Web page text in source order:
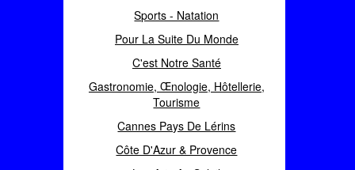
Sports - Natation
Pour La Suite Du Monde
C'est Notre Santé
Gastronomie, Œnologie, Hôtellerie,
Tourisme
Cannes Pays De Lérins
Côte D'Azur & Provence